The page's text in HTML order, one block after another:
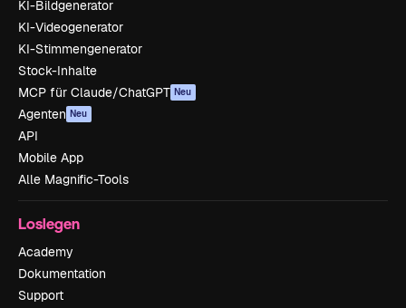
KI-Bildgenerator
KI-Videogenerator
KI-Stimmengenerator
Stock-Inhalte
MCP für Claude/ChatGPT Neu
Agenten Neu
API
Mobile App
Alle Magnific-Tools
Loslegen
Academy
Dokumentation
Support